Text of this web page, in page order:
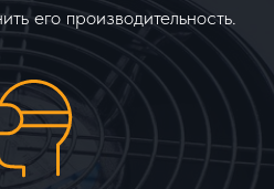
его производительность.